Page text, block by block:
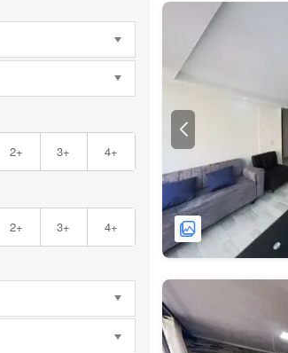
2+ 3+ 4+
2+ 3+ 4+